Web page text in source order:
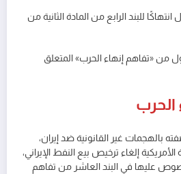
للبند الرابع من المادة الثانية من
من «تفاهم إنهاء الحرب» المتعلق
الحرب
بالهجمات غير القانونية ضد إيران،
الأمريكية إلغاء ترخيص بيع النفط الإيراني،
عليها في البند العاشر من تفاهم